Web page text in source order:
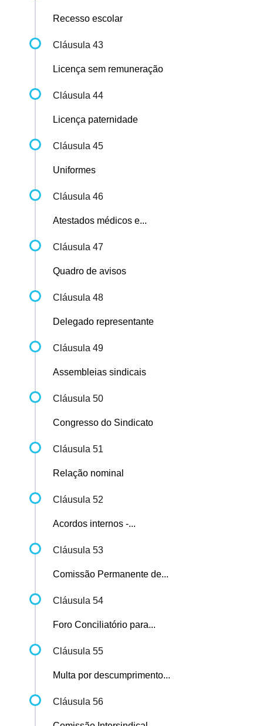
Recesso escolar
Cláusula 43
Licença sem remuneração
Cláusula 44
Licença paternidade
Cláusula 45
Uniformes
Cláusula 46
Atestados médicos e...
Cláusula 47
Quadro de avisos
Cláusula 48
Delegado representante
Cláusula 49
Assembleias sindicais
Cláusula 50
Congresso do Sindicato
Cláusula 51
Relação nominal
Cláusula 52
Acordos internos -...
Cláusula 53
Comissão Permanente de...
Cláusula 54
Foro Conciliatório para...
Cláusula 55
Multa por descumprimento...
Cláusula 56